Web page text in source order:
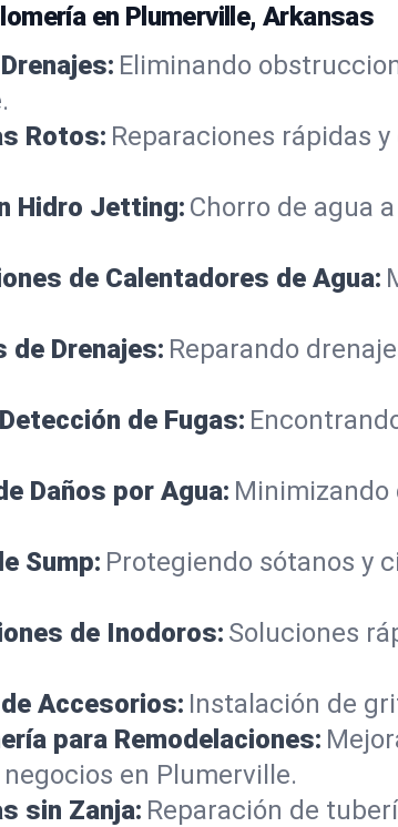
en Plumerville, Arkansas
Eliminando
Rotos: Reparaciones rápidas
Hidro Jetting: Chorro de agua
de Calentadores de Agua:
de Drenajes: Reparando
de Fugas:
Daños por Agua: Minimizando
Sump: Protegiendo sótanos y
de Inodoros: Soluciones
Accesorios: Instalación de
para Remodelaciones:
en Plumerville.
sin Zanja: Reparación de